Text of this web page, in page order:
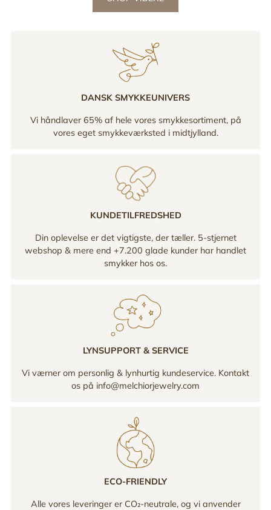
DANSK SMYKKEUNIVERS
Vi håndlaver 65% af hele vores smykkesortiment, på
vores eget smykkeværksted i midtjylland.
KUNDETILFREDSHED
Din oplevelse er det vigtigste, der tæller. 5-stjernet
webshop & mere end +7.200 glade kunder har handlet
smykker hos os.
LYNSUPPORT & SERVICE
Vi værner om personlig & lynhurtig kundeservice. Kontakt
os på info@melchiorjewelry.com
ECO-FRIENDLY
Alle vores leveringer er CO₂-neutrale, og vi anvender